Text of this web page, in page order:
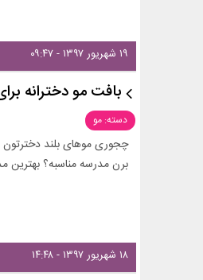
۱۹ شهریور ۱۳۹۷ - ۰۹:۴۷
بافت مو دخترانه
دسته: مو
چجوری موهای بلند دخترتون
برن مدرسه مناسبه؟ بهترین
۱۸ شهریور ۱۳۹۷ - ۱۴:۴۸